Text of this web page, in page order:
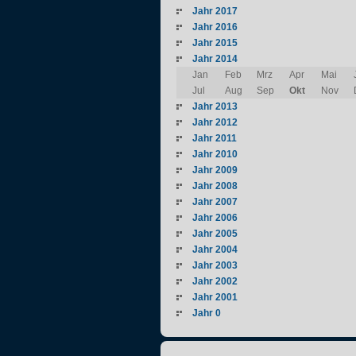
Jahr 2017
Jahr 2016
Jahr 2015
Jahr 2014
Jan
Feb Mrz Apr Mai
Jul
Aug Sep Okt Nov
Jahr 2013
Jahr 2012
Jahr 2011
Jahr 2010
Jahr 2009
Jahr 2008
Jahr 2007
Jahr 2006
Jahr 2005
Jahr 2004
Jahr 2003
Jahr 2002
Jahr 2001
Jahr 0